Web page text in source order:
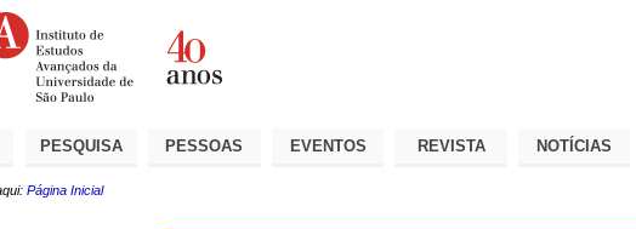
PESQUISA PESSOAS EVENTOS REVISTA NOTÍCIAS
Página Inicial